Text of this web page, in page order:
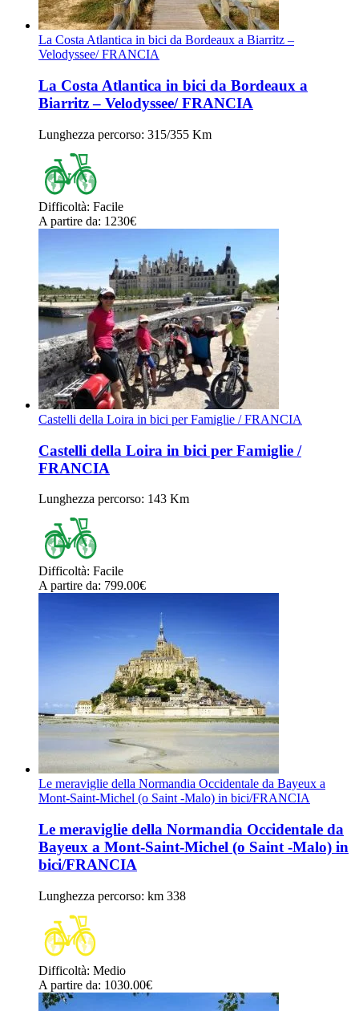
La Costa Atlantica in bici da Bordeaux a Biarritz –
Velodyssee/ FRANCIA
La Costa Atlantica in bici da Bordeaux a
Biarritz – Velodyssee/ FRANCIA
Lunghezza percorso: 315/355 Km
Difficoltà: Facile
A partire da: 1230€
Castelli della Loira in bici per Famiglie / FRANCIA
Castelli della Loira in bici per Famiglie /
FRANCIA
Lunghezza percorso: 143 Km
Difficoltà: Facile
A partire da: 799.00€
Le meraviglie della Normandia Occidentale da Bayeux a
Mont-Saint-Michel (o Saint -Malo) in bici/FRANCIA
Le meraviglie della Normandia Occidentale da
Bayeux a Mont-Saint-Michel (o Saint -Malo) in
bici/FRANCIA
Lunghezza percorso: km 338
Difficoltà: Medio
A partire da: 1030.00€